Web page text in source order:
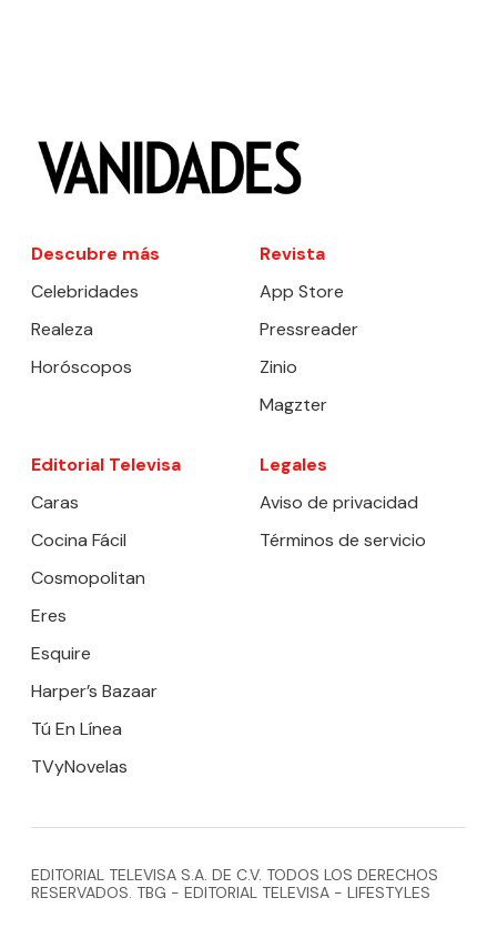
Descubre más
Celebridades
Realeza
Horóscopos
Revista
App Store
Pressreader
Zinio
Magzter
Editorial Televisa
Caras
Cocina Fácil
Cosmopolitan
Eres
Esquire
Harper’s Bazaar
Tú En Línea
TVyNovelas
Legales
Aviso de privacidad
Términos de servicio
EDITORIAL TELEVISA S.A. DE C.V. TODOS LOS DERECHOS
RESERVADOS. TBG - EDITORIAL TELEVISA - LIFESTYLES